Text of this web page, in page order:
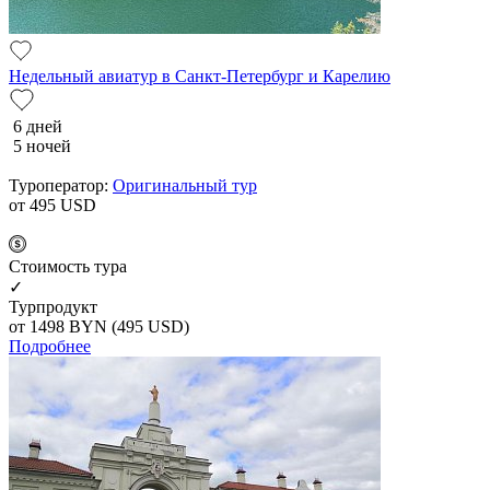
Недельный авиатур в Санкт-Петербург и Карелию
6 дней
5 ночей
Туроператор: Оригинальный тур
от 495 USD
Cтоимость тура
✓
Турпродукт
от 1498 BYN (495 USD)
Подробнее